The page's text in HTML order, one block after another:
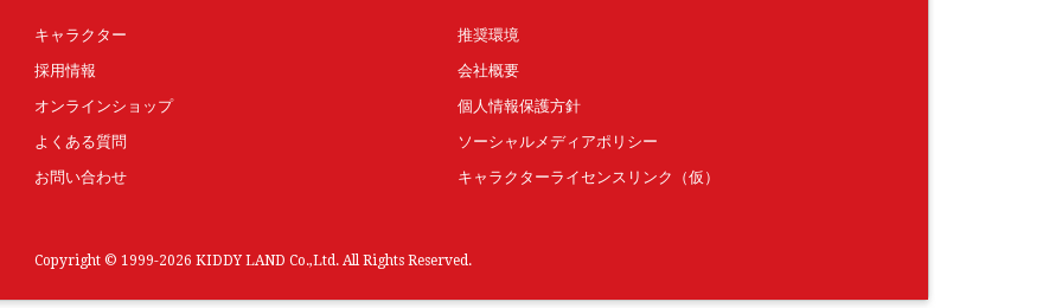
キャラクター
採用情報
オンラインショップ
よくある質問
お問い合わせ
推奨環境
会社概要
個人情報保護方針
ソーシャルメディアポリシー
キャラクターライセンスリンク（仮）
Copyright © 1999-2026 KIDDY LAND Co.,Ltd. All Rights Reserved.